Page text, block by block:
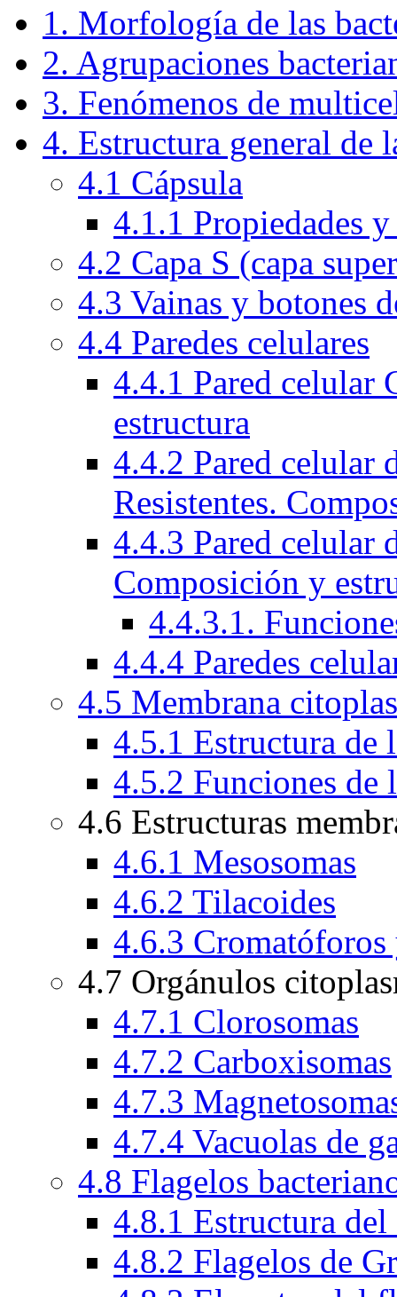
1. Morfología de las
2. Agrupaciones
3. Fenómenos de
4. Estructura general de
4.1 Cápsula
4.1.1 Propiedades
4.2 Capa S (capa
4.3 Vainas y botones
4.4 Paredes celulares
4.4.1 Pared celular
estructura
4.4.2 Pared celular
Resistentes.
4.4.3 Pared celular
Composición y
4.4.3.1.
4.4.4 Paredes
4.5 Membrana
4.5.1 Estructura de
4.5.2 Funciones de
4.6 Estructuras
4.6.1 Mesosomas
4.6.2 Tilacoides
4.6.3
4.7 Orgánulos
4.7.1 Clorosomas
4.7.2 Carboxisomas
4.7.3
4.7.4 Vacuolas de
4.8 Flagelos
4.8.1 Estructura
4.8.2 Flagelos de